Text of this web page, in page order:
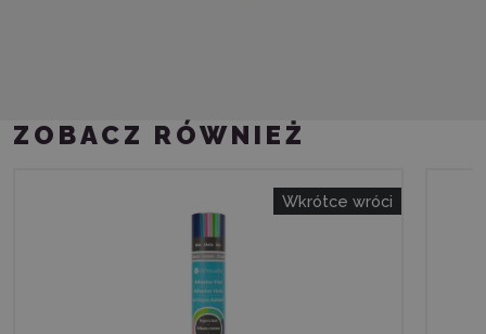
ZOBACZ RÓWNIEŻ
Wkrótce wróci